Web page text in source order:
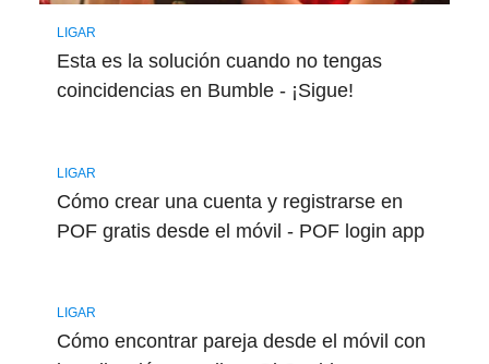
LIGAR
Esta es la solución cuando no tengas
coincidencias en Bumble - ¡Sigue!
LIGAR
Cómo crear una cuenta y registrarse en
POF gratis desde el móvil - POF login app
LIGAR
Cómo encontrar pareja desde el móvil con